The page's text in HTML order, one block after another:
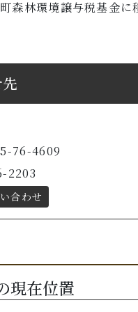
森林環境譲与税基金に
76-4609
2203
合わせ
現在位置